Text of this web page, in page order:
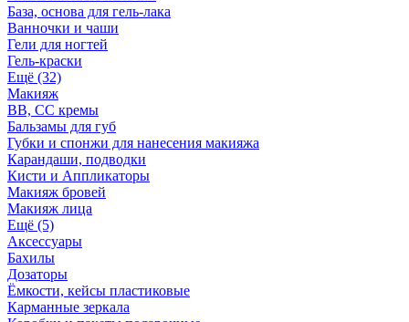
База, основа для гель-лака
Ванночки и чаши
Гели для ногтей
Гель-краски
Ещё (32)
Макияж
BB, СС кремы
Бальзамы для губ
Губки и спонжи для нанесения макияжа
Карандаши, подводки
Кисти и Аппликаторы
Макияж бровей
Макияж лица
Ещё (5)
Аксессуары
Бахилы
Дозаторы
Ёмкости, кейсы пластиковые
Карманные зеркала